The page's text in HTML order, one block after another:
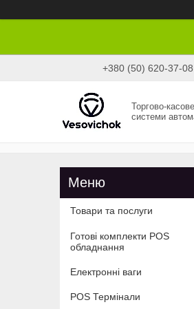
+380 (50) 620-37-08
Торгово-
системи
Товари та послуги
Готові комплекти POS
обладнання
Електронні ваги
POS Термінали